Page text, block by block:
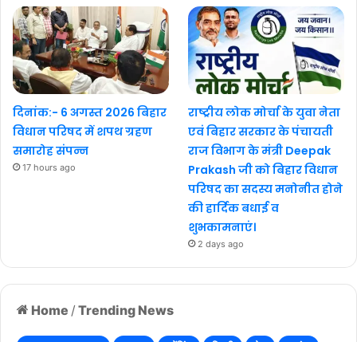
Home / Trending News
दिनांक:- 6 अगस्त 2026 बिहार
विधान परिषद में शपथ ग्रहण
समारोह संपन्न
17 hours ago
राष्ट्रीय लोक मोर्चा के युवा नेता
एवं बिहार सरकार के पंचायती
राज विभाग के मंत्री Deepak
Prakash जी को बिहार विधान
परिषद का सदस्य मनोनीत होने
की हार्दिक बधाई व
शुभकामनाएं।
2 days ago